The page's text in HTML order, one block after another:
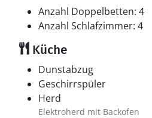
Anzahl Doppelbetten: 4
Anzahl Schlafzimmer: 4
Küche
Dunstabzug
Geschirrspüler
Herd
Elektroherd mit Backofen